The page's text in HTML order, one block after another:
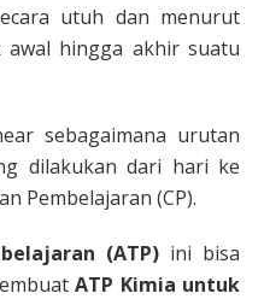
utuh dan menurut
awal hingga akhir suatu
sebagaimana urutan
dilakukan dari hari ke
Pembelajaran (CP).
(ATP) ini bisa
ATP Kimia untuk